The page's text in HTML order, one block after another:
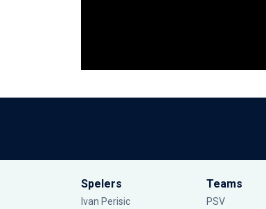
Spelers
Ivan Perisic
Teams
PSV